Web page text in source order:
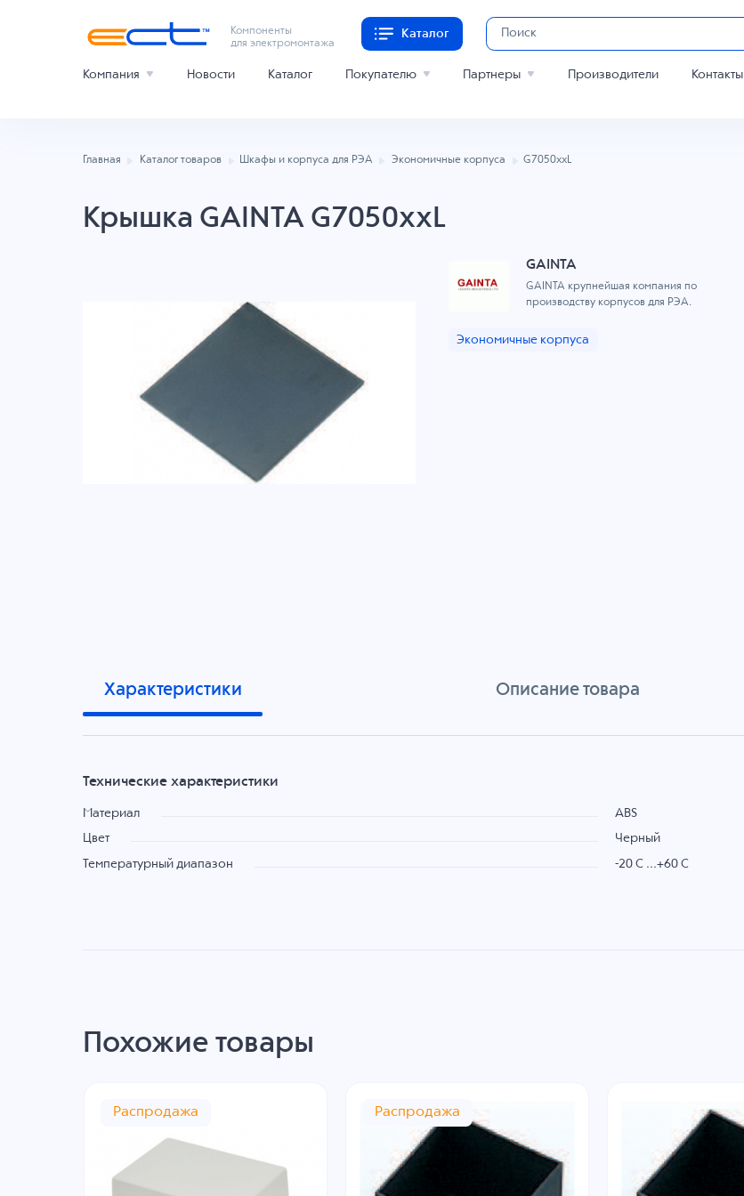
Компоненты
для электромонтажа
Каталог
Компания Новости Каталог Покупателю Партнеры Производители Контакты
Главная Каталог товаров Шкафы и корпуса для РЭА Экономичные корпуса G7050xxL
Крышка GAINTA G7050xxL
GAINTA
GAINTA крупнейшая компания по
производству корпусов для РЭА.
Экономичные корпуса
Характеристики Описание товара
Технические характеристики
Материал ABS
Цвет Черный
Температурный диапазон -20 C ...+60 C
Похожие товары
Распродажа Распродажа